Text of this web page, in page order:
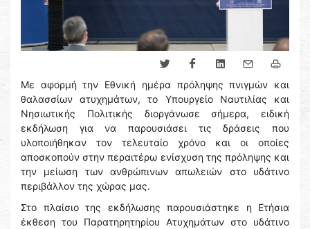
Με αφορμή την Εθνική ημέρα πρόληψης πνιγμών και
θαλασσίων ατυχημάτων, το Υπουργείο Ναυτιλίας και
Νησιωτικής Πολιτικής διοργάνωσε σήμερα, ειδική
εκδήλωση για να παρουσιάσει τις δράσεις που
υλοποιήθηκαν τον τελευταίο χρόνο και οι οποίες
αποσκοπούν στην περαιτέρω ενίσχυση της πρόληψης και
την μείωση των ανθρώπινων απωλειών στο υδάτινο
περιβάλλον της χώρας μας.
Στο πλαίσιο της εκδήλωσης παρουσιάστηκε η Ετήσια
έκθεση του Παρατηρητηρίου Ατυχημάτων στο υδάτινο